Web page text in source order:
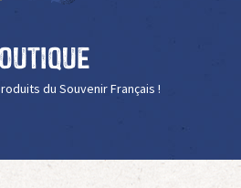
du Souvenir Français !